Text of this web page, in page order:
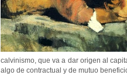
calvinismo, que va a dar origen al
algo de contractual y de mutuo